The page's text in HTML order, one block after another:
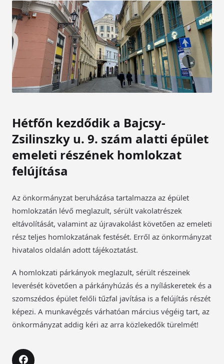
Hétfőn kezdődik a Bajcsy-
Zsilinszky u. 9. szám alatti épület
emeleti részének homlokzat
felújítása
Az önkormányzat beruházása tartalmazza az épület
homlokzatán lévő meglazult, sérült vakolatrészek
eltávolítását, valamint az újravakolást követően az emeleti
rész teljes homlokzatának festését. Erről az önkormányzat
hivatalos oldalán adott tájékoztatást.
A homlokzati párkányok meglazult, sérült részeinek
leverését követően a párkányhúzás és a nyíláskeretek és a
szomszédos épület felőli tűzfal javítása is a felújítás részét
képezi. A munkavégzés várhatóan március végéig tart, az
önkormányzat addig kéri az arra közlekedők türelmét!